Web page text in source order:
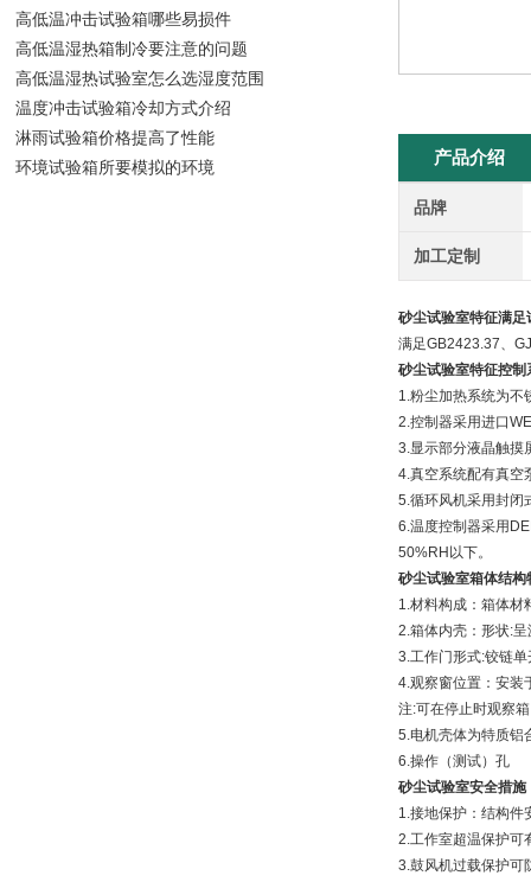
产品介绍
品牌
加工定制
砂尘试验室特征满足
满足GB2423.37、
砂尘试验室特征控制
1.粉尘加热系统为不
2.控制器采用进口
3.显示部分液晶触摸
4.真空系统配有真空
5.循环风机采用封闭
6.温度控制器采用
50%RH以下。
砂尘试验室箱体结构
1.材料构成：箱体
2.箱体内壳：形状:
3.工作门形式:铰链单
4.观察窗位置：安装
注:可在停止时观察
5.电机壳体为特质铝
6.操作（测试）孔
砂尘试验室安全措施
1.接地保护：结构件
2.工作室超温保护可
3.鼓风机过载保护可
高低温冲击试验箱哪些易损件
高低温湿热箱制冷要注意的问题
高低温湿热试验室怎么选湿度范围
温度冲击试验箱冷却方式介绍
淋雨试验箱价格提高了性能
环境试验箱所要模拟的环境